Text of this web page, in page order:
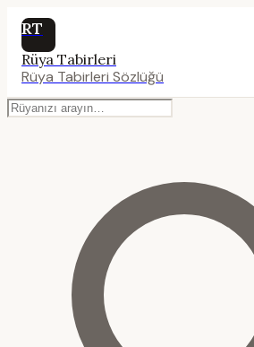
RT
Rüya Tabirleri
Rüya Tabirleri Sözlüğü